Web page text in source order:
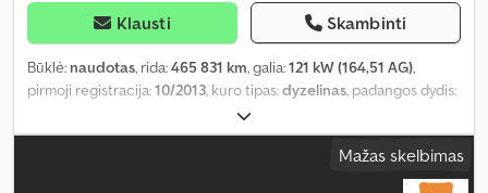
Klausti Skambinti
Būklė: naudotas, rida:465 831 km, galia:121 kW (164,51 AG),
pirmoji registracija:10/2013, kuro tipas:dyzelinas, padangos dydis:
90 procentas
4x2, ratų bazė:4 350 mm, kuras:dyzelinas, spalva:balta, pavaros
, emisijos klasė:Euro 5,
, krovimo vietos ilgis:
Mažas skelbimas